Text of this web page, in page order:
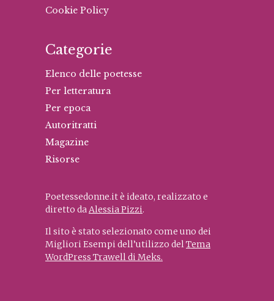
Cookie Policy
Categorie
Elenco delle poetesse
Per letteratura
Per epoca
Autoritratti
Magazine
Risorse
Poetessedonne.it è ideato, realizzato e
diretto daAlessia Pizzi.
Il sito è stato selezionato come uno dei
Migliori Esempi dell’utilizzo delTema
WordPress Trawell di Meks.